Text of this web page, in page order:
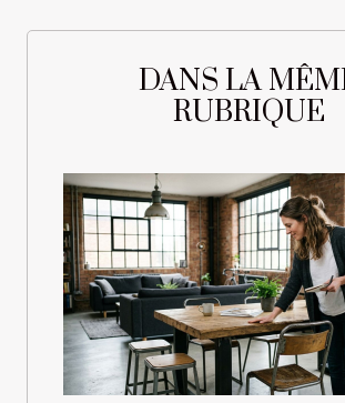
DANS LA
RUBRIQUE